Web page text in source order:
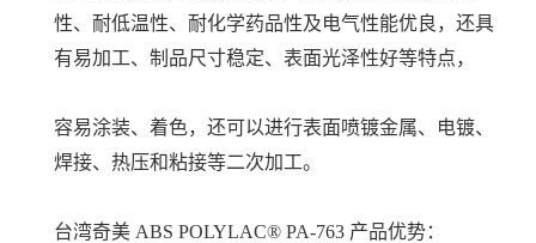
性、耐低温性、耐化学药品性及电气性能优良，还具
有易加工、制品尺寸稳定、表面光泽性好等特点，
容易涂装、着色，还可以进行表面喷镀金属、电镀、
焊接、热压和粘接等二次加工。
台湾奇美 ABS POLYLAC® PA-763 产品优势：